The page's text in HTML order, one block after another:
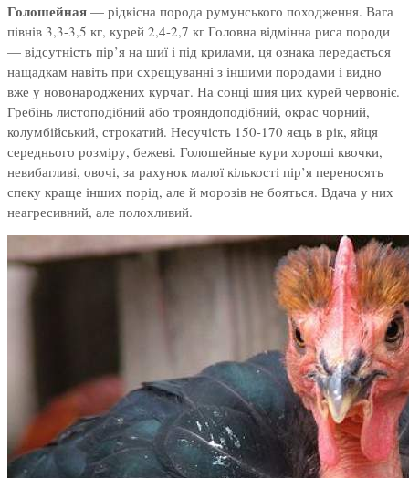
Голошейная — рідкісна порода румунського походження. Вага
півнів 3,3-3,5 кг, курей 2,4-2,7 кг Головна відмінна риса породи
— відсутність пір’я на шиї і під крилами, ця ознака передається
нащадкам навіть при схрещуванні з іншими породами і видно
вже у новонароджених курчат. На сонці шия цих курей червоніє.
Гребінь листоподібний або трояндоподібний, окрас чорний,
колумбійський, строкатий. Несучість 150-170 яєць в рік, яйця
середнього розміру, бежеві. Голошейные кури хороші квочки,
невибагливі, овочі, за рахунок малої кількості пір’я переносять
спеку краще інших порід, але й морозів не бояться. Вдача у них
неагресивний, але полохливий.